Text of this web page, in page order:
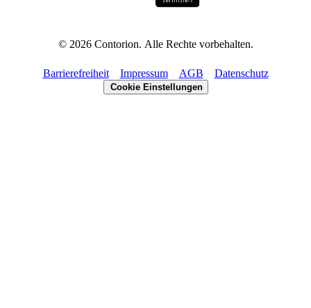
© 2026Contorion. Alle Rechte vorbehalten.
Barrierefreiheit Impressum AGB Datenschutz
Cookie Einstellungen